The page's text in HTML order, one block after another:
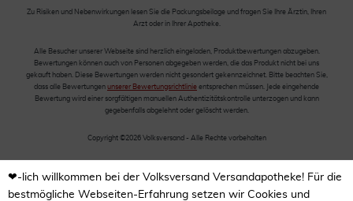
Zu Risiken und Nebenwirkungen lesen Sie die Packungsbeilage und fragen Sie Ihre Ärztin, Ihren
Arzt oder in Ihrer Apotheke.
Alle Besucher unserer Webseite sind herzlich eingeladen, Produktbewertungen abzugeben.
Bewertungen können auch von Personen abgegeben werden, die das Produkt nicht bei uns
gekauft haben. Diese Bewertungen werden nicht gesondert gekennzeichnet. Bitte beachten Sie,
dass alle Bewertungen unserer Bewertungsrichtlinie entsprechen müssen. Jede eingehende
Bewertung wird einer sorgfältigen manuellen Authentizitätskontrolle unterzogen und kann
gegebenfalls abgelehnt oder gelöscht werden.
Copyright ©2026 Volksversand - Alle Rechte vorbehalten
❤-lich willkommen bei der Volksversand Versandapotheke! Für die
bestmögliche Webseiten-Erfahrung setzen wir Cookies und